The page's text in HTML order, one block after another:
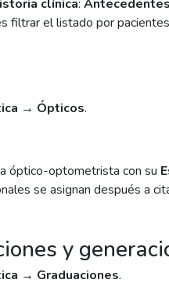
clínica:
filtrar el listado por pacientes
→ Ópticos.
óptico-optometrista con su
se asignan después a
y
→ Graduaciones.